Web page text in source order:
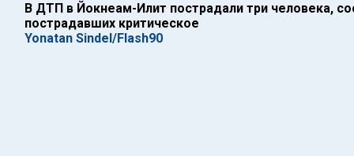
В ДТП в Йокнеам-Илит пострадали три человека,
пострадавших критическое
Yonatan Sindel/Flash90